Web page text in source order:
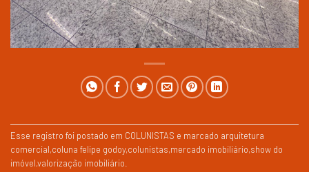
Esse registro foi postado em COLUNISTAS e marcado arquitetura
comercial,coluna felipe godoy,colunistas,mercado imobiliário,show do
imóvel,valorização imobiliário